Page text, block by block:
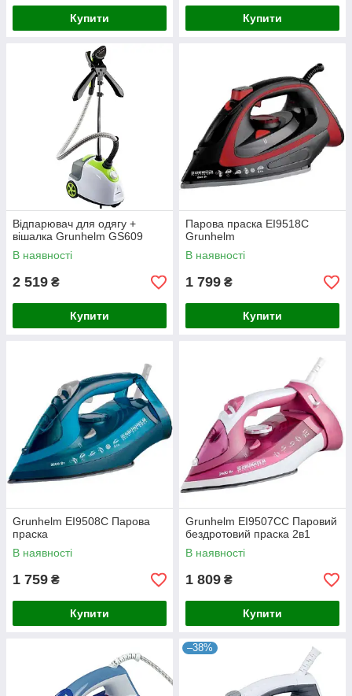
Купити Купити
Відпарювач для одягу +
вішалка Grunhelm GS609
В наявності
2 519 ₴
Купити
Парова праска ЕІ9518С
Grunhelm
В наявності
1 799 ₴
Купити
Grunhelm ЕІ9508С Парова
праска
В наявності
1 759 ₴
Купити
Grunhelm ЕІ9507СС Паровий
бездротовий праска 2в1
В наявності
1 809 ₴
Купити
–38%